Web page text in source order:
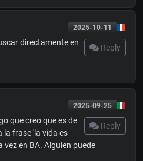
2025-10-11
Reply
directamente en
2025-09-25
Reply
que creo que es de
la frase 'la vida es
en BA. Alguien puede